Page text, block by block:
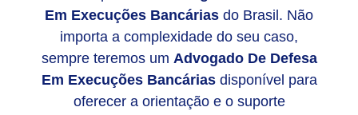
Em Execuções Bancárias do Brasil. Não
importa a complexidade do seu caso,
sempre teremos um Advogado De Defesa
Em Execuções Bancáriasdisponível para
oferecer a orientação e o suporte